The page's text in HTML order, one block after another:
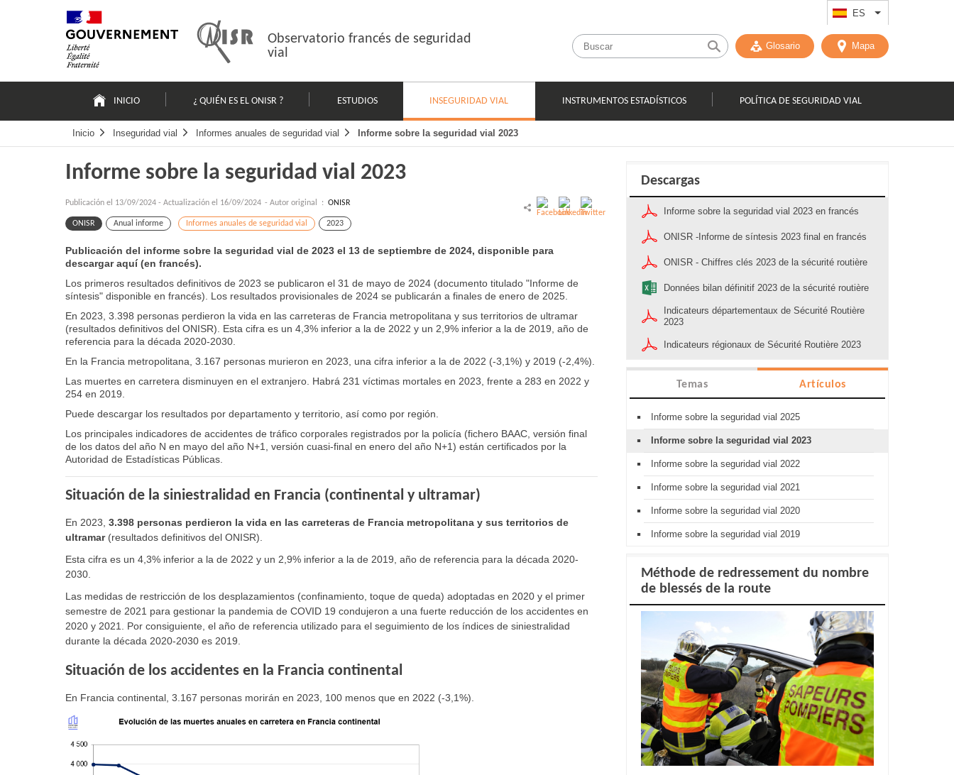
ES List additional
Observatorio francés de seguridad
vial
Glosario Mapa
principale
INICIO ¿ QUIÉN ES EL ONISR ? ESTUDIOS INSEGURIDAD VIAL INSTRUMENTOS ESTADÍSTICOS POLÍTICA DE SEGURIDAD VIAL
Inicio Inseguridad vial Informes anuales de seguridad vial Informe sobre la seguridad vial 2023
Informe sobre la seguridad vial 2023
Publicación el 13/09/2024 - Actualización el 16/09/2024 - Autor original : ONISR
ONISR Anual informe Informes anuales de seguridad vial 2023
Publicación del informe sobre la seguridad vial de 2023 el 13 de septiembre de 2024, disponible para
descargar aquí (en francés).
Los primeros resultados definitivos de 2023 se publicaron el 31 de mayo de 2024 (documento titulado "Informe de
síntesis" disponible en francés). Los resultados provisionales de 2024 se publicarán a finales de enero de 2025.
En 2023, 3.398 personas perdieron la vida en las carreteras de Francia metropolitana y sus territorios de ultramar
(resultados definitivos del ONISR). Esta cifra es un 4,3% inferior a la de 2022 y un 2,9% inferior a la de 2019, año de
referencia para la década 2020-2030.
En la Francia metropolitana, 3.167 personas murieron en 2023, una cifra inferior a la de 2022 (-3,1%) y 2019 (-2,4%).
Las muertes en carretera disminuyen en el extranjero. Habrá 231 víctimas mortales en 2023, frente a 283 en 2022 y
254 en 2019.
Puede descargar los resultados por departamento y territorio, así como por región.
Los principales indicadores de accidentes de tráfico corporales registrados por la policía (fichero BAAC, versión final
de los datos del año N en mayo del año N+1, versión cuasi-final en enero del año N+1) están certificados por la
Autoridad de Estadísticas Públicas.
Situación de la siniestralidad en Francia (continental y ultramar)
En 2023, 3.398 personas perdieron la vida en las carreteras de Francia metropolitana y sus territorios de
ultramar(resultados definitivos del ONISR).
Esta cifra es un 4,3% inferior a la de 2022 y un 2,9% inferior a la de 2019, año de referencia para la década 2020-
2030.
Las medidas de restricción de los desplazamientos (confinamiento, toque de queda) adoptadas en 2020 y el primer
semestre de 2021 para gestionar la pandemia de COVID 19 condujeron a una fuerte reducción de los accidentes en
2020 y 2021. Por consiguiente, el año de referencia utilizado para el seguimiento de los índices de siniestralidad
durante la década 2020-2030 es 2019.
Situación de los accidentes en la Francia continental
En Francia continental, 3.167 personas morirán en 2023, 100 menos que en 2022 (-3,1%).
Descargas
Informe sobre la seguridad vial 2023 en francés
ONISR -Informe de síntesis 2023 final en francés
ONISR - Chiffres clés 2023 de la sécurité routière
Données bilan définitif 2023 de la sécurité routière
Indicateurs départementaux de Sécurité Routière
2023
Indicateurs régionaux de Sécurité Routière 2023
Temas Artículos
Informe sobre la seguridad vial 2025
Informe sobre la seguridad vial 2023
Informe sobre la seguridad vial 2022
Informe sobre la seguridad vial 2021
Informe sobre la seguridad vial 2020
Informe sobre la seguridad vial 2019
Méthode de redressement du nombre
de blessés de la route